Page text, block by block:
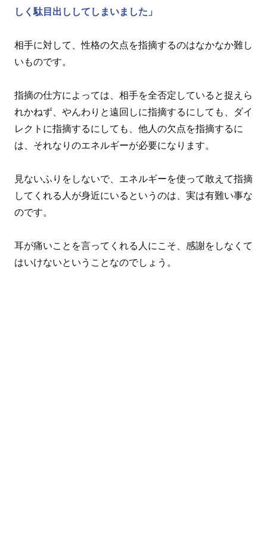
しく駄目出ししてしまいました」
相手に対して、性格の欠点を指摘するのはなかなか難し
いものです。
指摘の仕方によっては、相手を全否定していると捉えら
れかねず、やんわりと遠回しに指摘するにしても、ダイ
レクトに指摘するにしても、他人の欠点を指摘するに
は、それなりのエネルギーが必要になります。
見ないふりをしないで、エネルギーを使って敢えて指摘
してくれる人が身近にいるというのは、実は有難い事な
のです。
耳が痛いことを言ってくれる人にこそ、感謝をしなくて
はいけないということなのでしょう。